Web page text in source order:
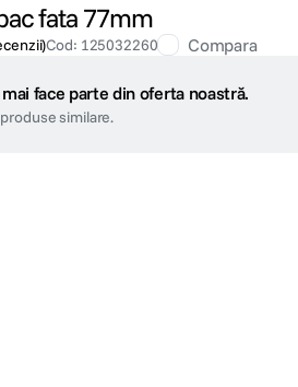
fata 77mm
)Cod: 125032260 Compara
face parte din oferta noastră.
similare.